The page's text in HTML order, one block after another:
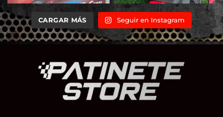
CARGAR MÁS Seguir en Instagram